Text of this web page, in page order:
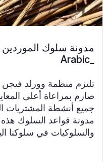
مدونة سلوك
تلتزم منظمة وورلد فيجن
صارم بمراعاة أعلى
جميع أنشطة المشتريات
مدونة قواعد السلوك
والسلوكيات في سلوكنا